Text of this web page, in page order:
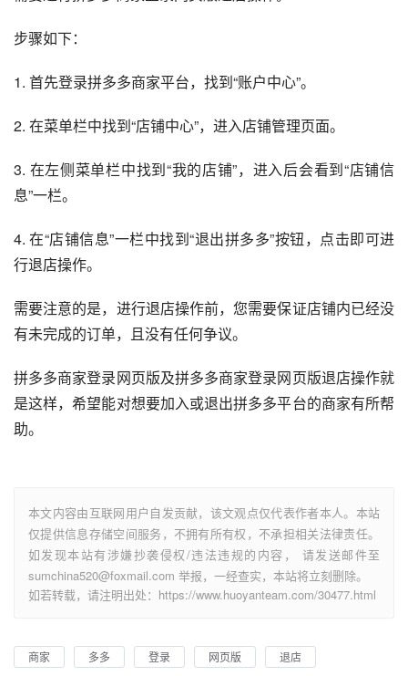
步骤如下：
1. 首先登录拼多多商家平台，找到“账户中心”。
2. 在菜单栏中找到“店铺中心”，进入店铺管理页面。
3. 在左侧菜单栏中找到“我的店铺”，进入后会看到“店铺信
息”一栏。
4. 在“店铺信息”一栏中找到“退出拼多多”按钮，点击即可进
行退店操作。
需要注意的是，进行退店操作前，您需要保证店铺内已经没
有未完成的订单，且没有任何争议。
拼多多商家登录网页版及拼多多商家登录网页版退店操作就
是这样，希望能对想要加入或退出拼多多平台的商家有所帮
助。
本文内容由互联网用户自发贡献，该文观点仅代表作者本人。本站
仅提供信息存储空间服务，不拥有所有权，不承担相关法律责任。
如发现本站有涉嫌抄袭侵权/违法违规的内容， 请发送邮件至
sumchina520@foxmail.com 举报，一经查实，本站将立刻删除。
如若转载，请注明出处：https://www.huoyanteam.com/30477.html
商家 多多 登录 网页版 退店